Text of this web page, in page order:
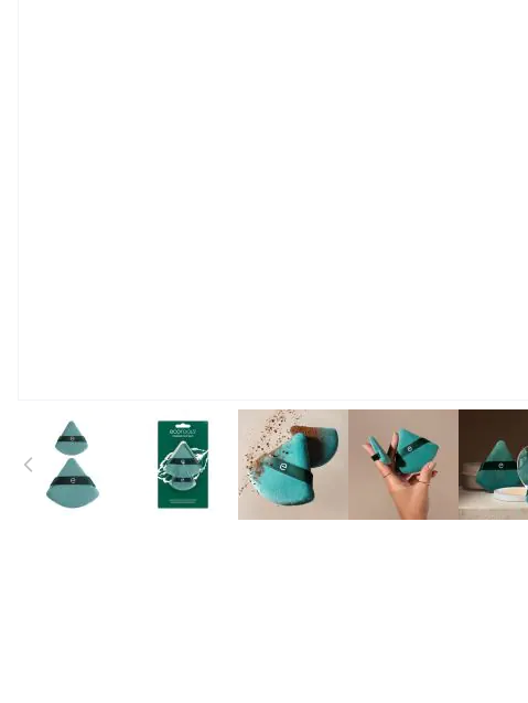
View larger imageView larger imageView larger imageView larger